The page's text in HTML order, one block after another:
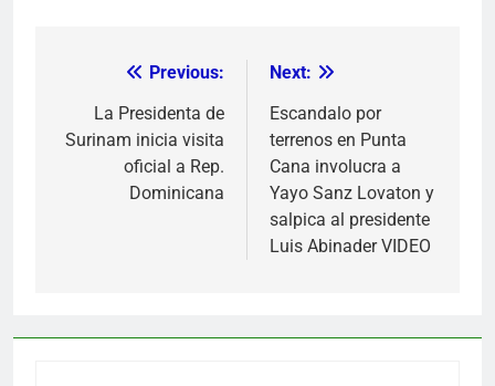
Navegación
entradas
Previous:
La Presidenta de
Surinam inicia visita
oficial a Rep.
Dominicana
Next:
Escandalo por
terrenos en Punta
Cana involucra a
Yayo Sanz Lovaton y
salpica al presidente
Luis Abinader VIDEO